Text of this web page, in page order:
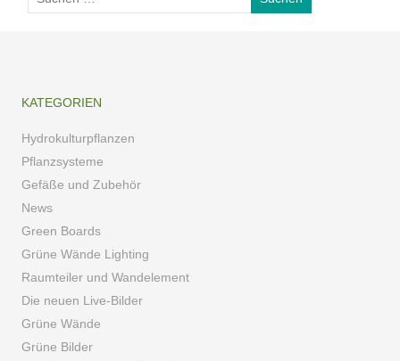
KATEGORIEN
Hydrokulturpflanzen
Pflanzsysteme
Gefäße und Zubehör
News
Green Boards
Grüne Wände Lighting
Raumteiler und Wandelement
Die neuen Live-Bilder
Grüne Wände
Grüne Bilder